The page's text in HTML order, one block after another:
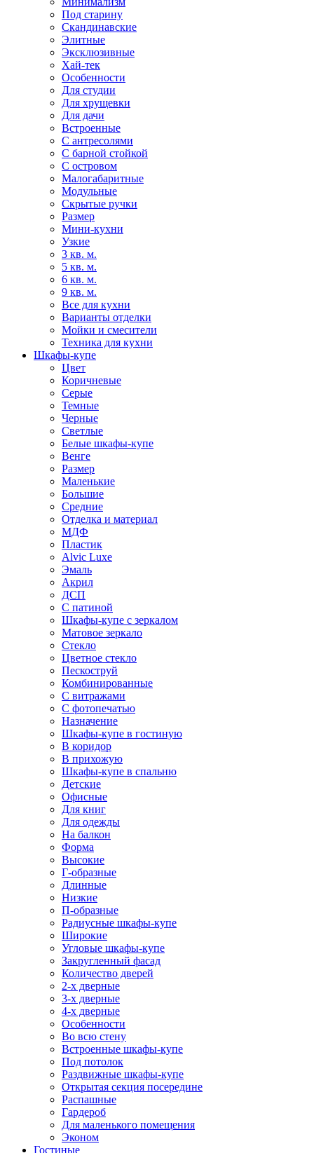
Под старину
Скандинавские
Элитные
Эксклюзивные
Хай-тек
Особенности
Для студии
Для хрущевки
Для дачи
Встроенные
С антресолями
С барной стойкой
С островом
Малогабаритные
Модульные
Скрытые ручки
Размер
Мини-кухни
Узкие
3 кв. м.
5 кв. м.
6 кв. м.
9 кв. м.
Все для кухни
Варианты отделки
Мойки и смесители
Техника для кухни
Шкафы-купе
Цвет
Коричневые
Серые
Темные
Черные
Светлые
Белые шкафы-купе
Венге
Размер
Маленькие
Большие
Средние
Отделка и материал
МДФ
Пластик
Alvic Luxe
Эмаль
Акрил
ДСП
С патиной
Шкафы-купе с зеркалом
Матовое зеркало
Стекло
Цветное стекло
Пескоструй
Комбинированные
С витражами
С фотопечатью
Назначение
Шкафы-купе в гостиную
В коридор
В прихожую
Шкафы-купе в спальню
Детские
Офисные
Для книг
Для одежды
На балкон
Форма
Высокие
Г-образные
Длинные
Низкие
П-образные
Радиусные шкафы-купе
Широкие
Угловые шкафы-купе
Закругленный фасад
Количество дверей
2-х дверные
3-х дверные
4-х дверные
Особенности
Во всю стену
Встроенные шкафы-купе
Под потолок
Раздвижные шкафы-купе
Открытая секция посередине
Распашные
Гардероб
Для маленького помещения
Эконом
Гостиные